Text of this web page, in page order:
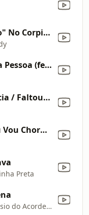
Desliza ("Ólhinho" No Corpinho)
Não é o Lugar, é a Pessoa (feat. Henrique & Juliano)
Pensão Alimentícia / Faltou o Leite Ninho
Desculpe, Mas Eu Vou Chorar / É Tarde Demais
Preta
Mano Walter & Tarcísio do Acordeon